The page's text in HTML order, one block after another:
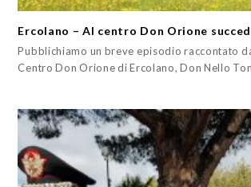
Ercolano – Al centro Don Orione
Pubblichiamo un breve episodio raccontato
Centro Don Orione di Ercolano, Don Nello